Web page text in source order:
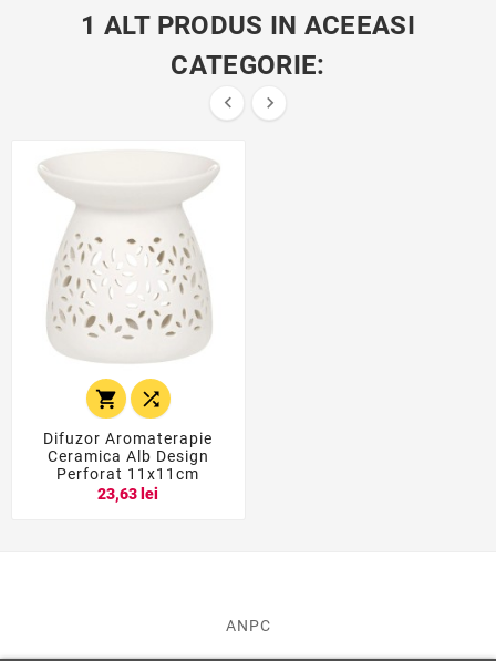
1 ALT PRODUS IN ACEEASI
CATEGORIE:
 
 
Difuzor Aromaterapie
Ceramica Alb Design
Perforat 11x11cm
23,63 lei
ANPC